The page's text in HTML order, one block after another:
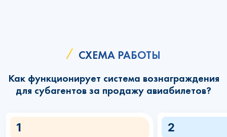
СХЕМА РАБОТЫ
Как функционирует система вознаграждения
для субагентов за продажу авиабилетов?
1 2